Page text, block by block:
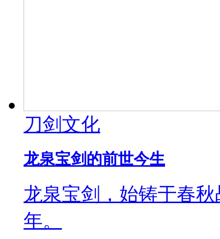
刀剑文化
龙泉宝剑的前世今生
龙泉宝剑，始铸于春
年。